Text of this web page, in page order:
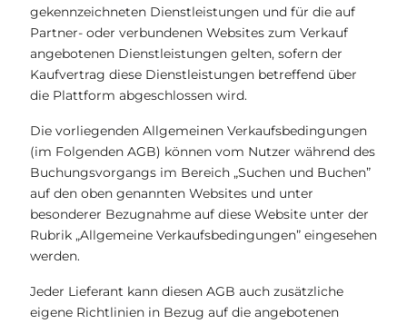
gekennzeichneten Dienstleistungen und für die auf
Partner- oder verbundenen Websites zum Verkauf
angebotenen Dienstleistungen gelten, sofern der
Kaufvertrag diese Dienstleistungen betreffend über
die Plattform abgeschlossen wird.
Die vorliegenden Allgemeinen Verkaufsbedingungen
(im Folgenden AGB) können vom Nutzer während des
Buchungsvorgangs im Bereich „Suchen und Buchen”
auf den oben genannten Websites und unter
besonderer Bezugnahme auf diese Website unter der
Rubrik „Allgemeine Verkaufsbedingungen” eingesehen
werden.
Jeder Lieferant kann diesen AGB auch zusätzliche
eigene Richtlinien in Bezug auf die angebotenen